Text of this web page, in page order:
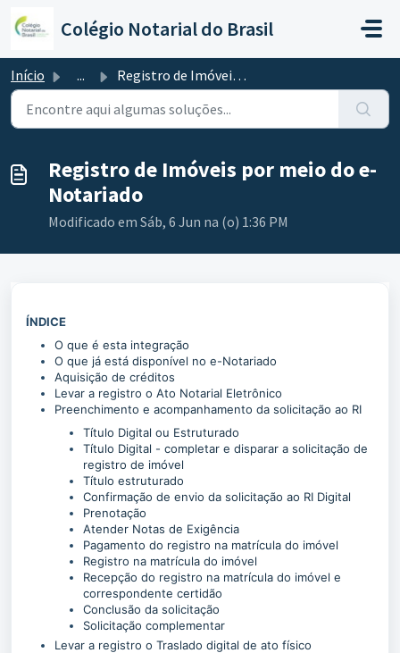
Colégio Notarial do Brasil
Início ... Registro de Imóveis por meio do e-Notariado
Registro de Imóveis por meio do e-
Notariado
Modificado em Sáb, 6 Jun na (o) 1:36 PM
ÍNDICE
O que é esta integração
O que já está disponível no e-Notariado
Aquisição de créditos
Levar a registro o Ato Notarial Eletrônico
Preenchimento e acompanhamento da solicitação ao RI
Título Digital ou Estruturado
Título Digital - completar e disparar a solicitação de
registro de imóvel
Título estruturado
Confirmação de envio da solicitação ao RI Digital
Prenotação
Atender Notas de Exigência
Pagamento do registro na matrícula do imóvel
Registro na matrícula do imóvel
Recepção do registro na matrícula do imóvel e
correspondente certidão
Conclusão da solicitação
Solicitação complementar
Levar a registro o Traslado digital de ato físico